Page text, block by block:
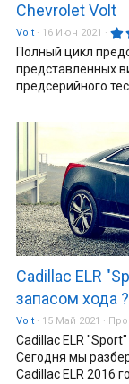
Chevrolet Volt
Volt 16 Июн 2021
Полный цикл
представленных
предсерийного
Cadillac ELR
запасом хода ?
Volt 15 Май 2021
Cadillac ELR
Сегодня мы
Cadillac ELR 2016